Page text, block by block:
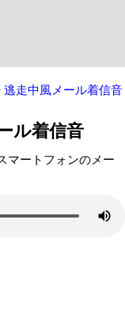
逃走中風メール着信音
ル着信音
マートフォンのメー